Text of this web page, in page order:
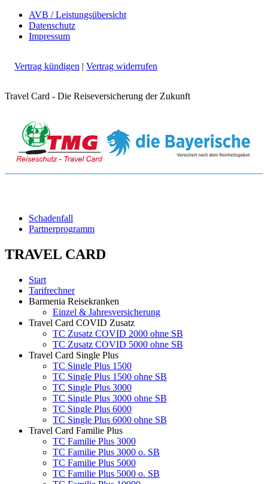
AVB / Leistungsübersicht
Datenschutz
Impressum
Vertrag kündigen | Vertrag widerrufen
Travel Card - Die Reiseversicherung der Zukunft
Schadenfall
Partnerprogramm
TRAVEL CARD
Start
Tarifrechner
Barmenia Reisekranken
Einzel & Jahresversicherung
Travel Card COVID Zusatz
TC Zusatz COVID 2000 ohne SB
TC Zusatz COVID 5000 ohne SB
Travel Card Single Plus
TC Single Plus 1500
TC Single Plus 1500 ohne SB
TC Single Plus 3000
TC Single Plus 3000 ohne SB
TC Single Plus 6000
TC Single Plus 6000 ohne SB
Travel Card Familie Plus
TC Familie Plus 3000
TC Familie Plus 3000 o. SB
TC Familie Plus 5000
TC Familie Plus 5000 o. SB